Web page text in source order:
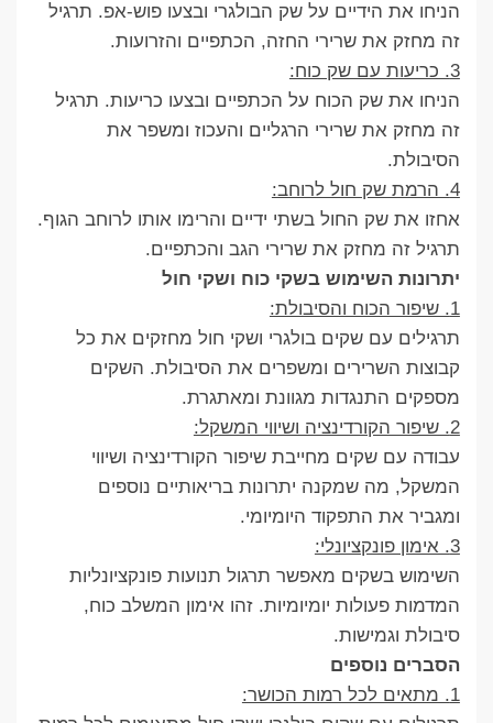
הניחו את הידיים על שק הבולגרי ובצעו פוש-אפ. תרגיל
זה מחזק את שרירי החזה, הכתפיים והזרועות.
3. כריעות עם שק כוח:
הניחו את שק הכוח על הכתפיים ובצעו כריעות. תרגיל
זה מחזק את שרירי הרגליים והעכוז ומשפר את
הסיבולת.
4. הרמת שק חול לרוחב:
אחזו את שק החול בשתי ידיים והרימו אותו לרוחב הגוף.
תרגיל זה מחזק את שרירי הגב והכתפיים.
יתרונות השימוש בשקי כוח ושקי חול
1. שיפור הכוח והסיבולת:
תרגילים עם שקים בולגרי ושקי חול מחזקים את כל
קבוצות השרירים ומשפרים את הסיבולת. השקים
מספקים התנגדות מגוונת ומאתגרת.
2. שיפור הקורדינציה ושיווי המשקל:
עבודה עם שקים מחייבת שיפור הקורדינציה ושיווי
המשקל, מה שמקנה יתרונות בריאותיים נוספים
ומגביר את התפקוד היומיומי.
3. אימון פונקציונלי:
השימוש בשקים מאפשר תרגול תנועות פונקציונליות
המדמות פעולות יומיומיות. זהו אימון המשלב כוח,
סיבולת וגמישות.
הסברים נוספים
1. מתאים לכל רמות הכושר: